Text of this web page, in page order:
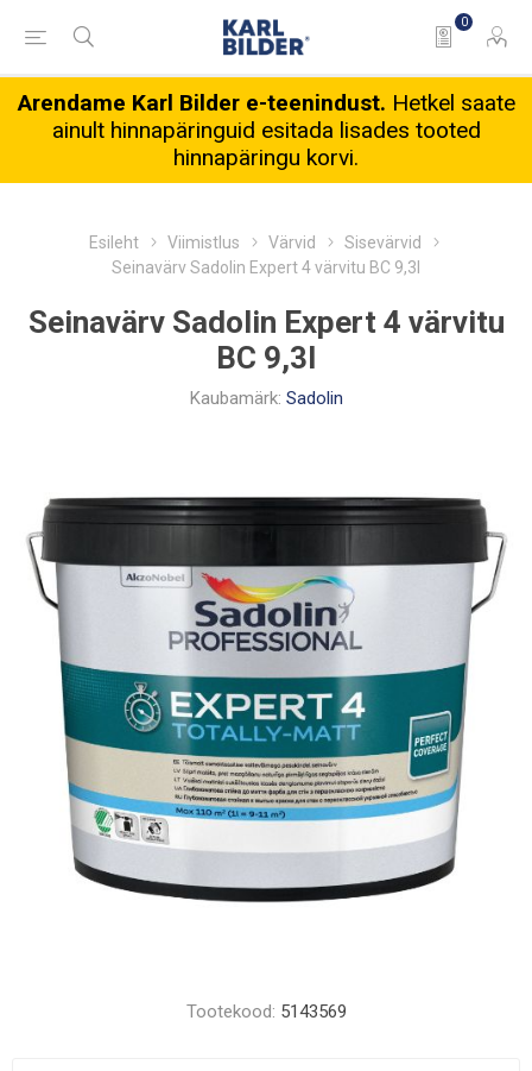
0
Arendame Karl Bilder e-teenindust. Hetkel saate
ainult hinnapäringuid esitada lisades tooted
hinnapäringu korvi.
Esileht Viimistlus Värvid
Sisevärvid
Seinavärv Sadolin Expert 4 värvitu BC 9,3l
Seinavärv Sadolin Expert 4 värvitu
BC 9,3l
Kaubamärk: Sadolin
Tootekood: 5143569